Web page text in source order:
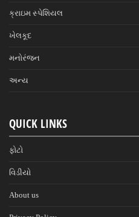
ક્રાઇમ સ્પેશિયલ
ખેલકૂદ
મનોરંજન
અન્ય
QUICK LINKS
ફોટો
વિડીયો
About us